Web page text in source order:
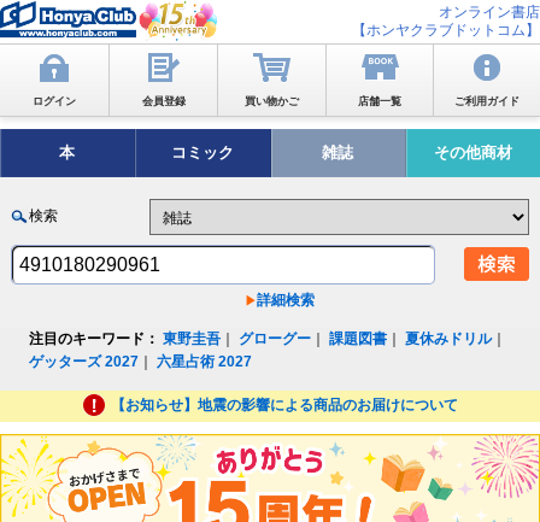
オンライン書店
【ホンヤクラブドットコム】
ログイン 会員登録 買い物かご 店舗一覧 ご利用ガイド
本 コミック 雑誌 その他商材
検索
詳細検索
注目のキーワード： 東野圭吾 グローグー ｜課題図書 ｜夏休みドリル｜
ゲッターズ 2027 ｜六星占術 2027
【お知らせ】地震の影響による商品のお届けについて